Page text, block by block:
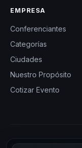
EMPRESA
Conferenciantes
Categorías
Ciudades
Nuestro Propósito
Cotizar Evento
© 2026 CHM España